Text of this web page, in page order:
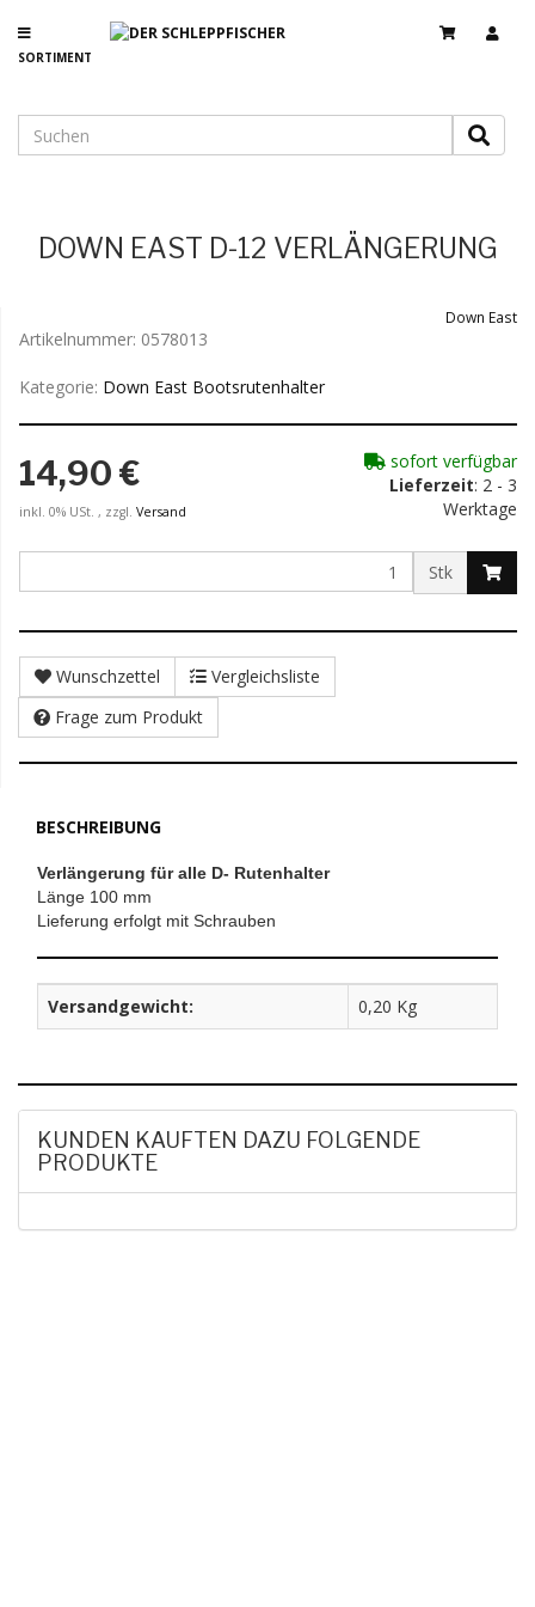
SORTIMENT
DOWN EAST D-12 VERLÄNGERUNG
Down East
Artikelnummer: 0578013
Kategorie: Down East Bootsrutenhalter
14,90 €
inkl. 0% USt. , zzgl. Versand
sofort verfügbar
Lieferzeit: 2 - 3
Werktage
Stk
Wunschzettel
Vergleichsliste
Frage zum Produkt
BESCHREIBUNG
Verlängerung für alle D- Rutenhalter
Länge 100 mm
Lieferung erfolgt mit Schrauben
Versandgewicht: 0,20 Kg
KUNDEN KAUFTEN DAZU FOLGENDE
PRODUKTE